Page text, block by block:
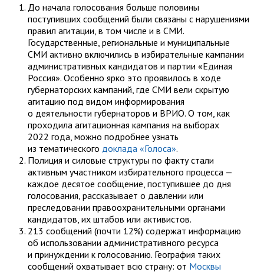
До начала голосования больше половины
поступивших сообщений были связаны с нарушениями
правил агитации, в том числе и в СМИ.
Государственные, региональные и муниципальные
СМИ активно включились в избирательные кампании
административных кандидатов и партии «Единая
Россия». Особенно ярко это проявилось в ходе
губернаторских кампаний, где СМИ вели скрытую
агитацию под видом информирования
о деятельности губернаторов и ВРИО. О том, как
проходила агитационная кампания на выборах
2022 года, можно подробнее узнать
из тематического доклада «Голоса».
Полиция и силовые структуры по факту стали
активным участником избирательного процесса —
каждое десятое сообщение, поступившее до дня
голосования, рассказывает о давлении или
преследовании правоохранительными органами
кандидатов, их штабов или активистов.
213 сообщений (почти 12%) содержат информацию
об использовании административного ресурса
и принуждении к голосованию. География таких
сообщений охватывает всю страну: от Москвы